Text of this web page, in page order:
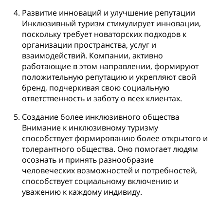
Развитие инноваций и улучшение репутации
Инклюзивный туризм стимулирует инновации,
поскольку требует новаторских подходов к
организации пространства, услуг и
взаимодействий. Компании, активно
работающие в этом направлении, формируют
положительную репутацию и укрепляют свой
бренд, подчеркивая свою социальную
ответственность и заботу о всех клиентах.
Создание более инклюзивного общества
Внимание к инклюзивному туризму
способствует формированию более открытого и
толерантного общества. Оно помогает людям
осознать и принять разнообразие
человеческих возможностей и потребностей,
способствует социальному включению и
уважению к каждому индивиду.